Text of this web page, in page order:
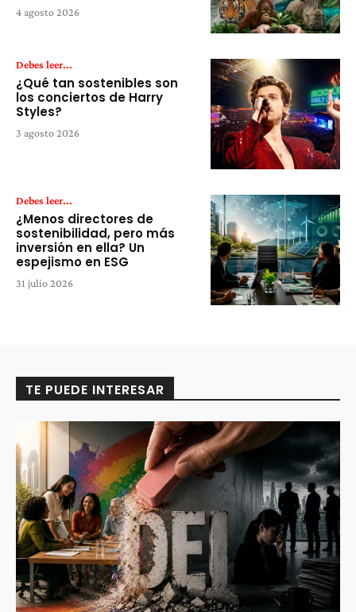
4 agosto 2026
Debes leer...
¿Qué tan sostenibles son
los conciertos de Harry
Styles?
3 agosto 2026
Debes leer...
¿Menos directores de
sostenibilidad, pero más
inversión en ella? Un
espejismo en ESG
31 julio 2026
TE PUEDE INTERESAR